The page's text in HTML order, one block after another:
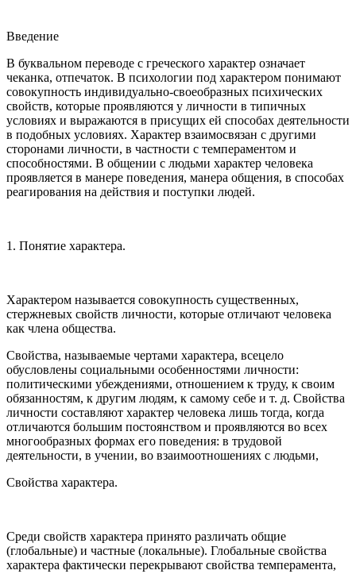
Введение
В буквальном переводе с греческого характер означает
чеканка, отпечаток. В психологии под характером понимают
совокупность индивидуально-своеобразных психических
свойств, которые проявляются у личности в типичных
условиях и выражаются в присущих ей способах деятельности
в подобных условиях. Характер взаимосвязан с другими
сторонами личности, в частности с темпераментом и
способностями. В общении с людьми характер человека
проявляется в манере поведения, манера общения, в способах
реагирования на действия и поступки людей.
1. Понятие характера.
Характером называется совокупность существенных,
стержневых свойств личности, которые отличают человека
как члена общества.
Свойства, называемые чертами характера, всецело
обусловлены социальными особенностями личности:
политическими убеждениями, отношением к труду, к своим
обязанностям, к другим людям, к самому себе и т. д. Свойства
личности составляют характер человека лишь тогда, когда
отличаются большим постоянством и проявляются во всех
многообразных формах его поведения: в трудовой
деятельности, в учении, во взаимоотношениях с людьми,
Свойства характера.
Среди свойств характера принято различать общие
(глобальные) и частные (локальные). Глобальные свойства
характера фактически перекрывают свойства темперамента,